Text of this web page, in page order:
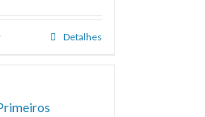
Detalhes